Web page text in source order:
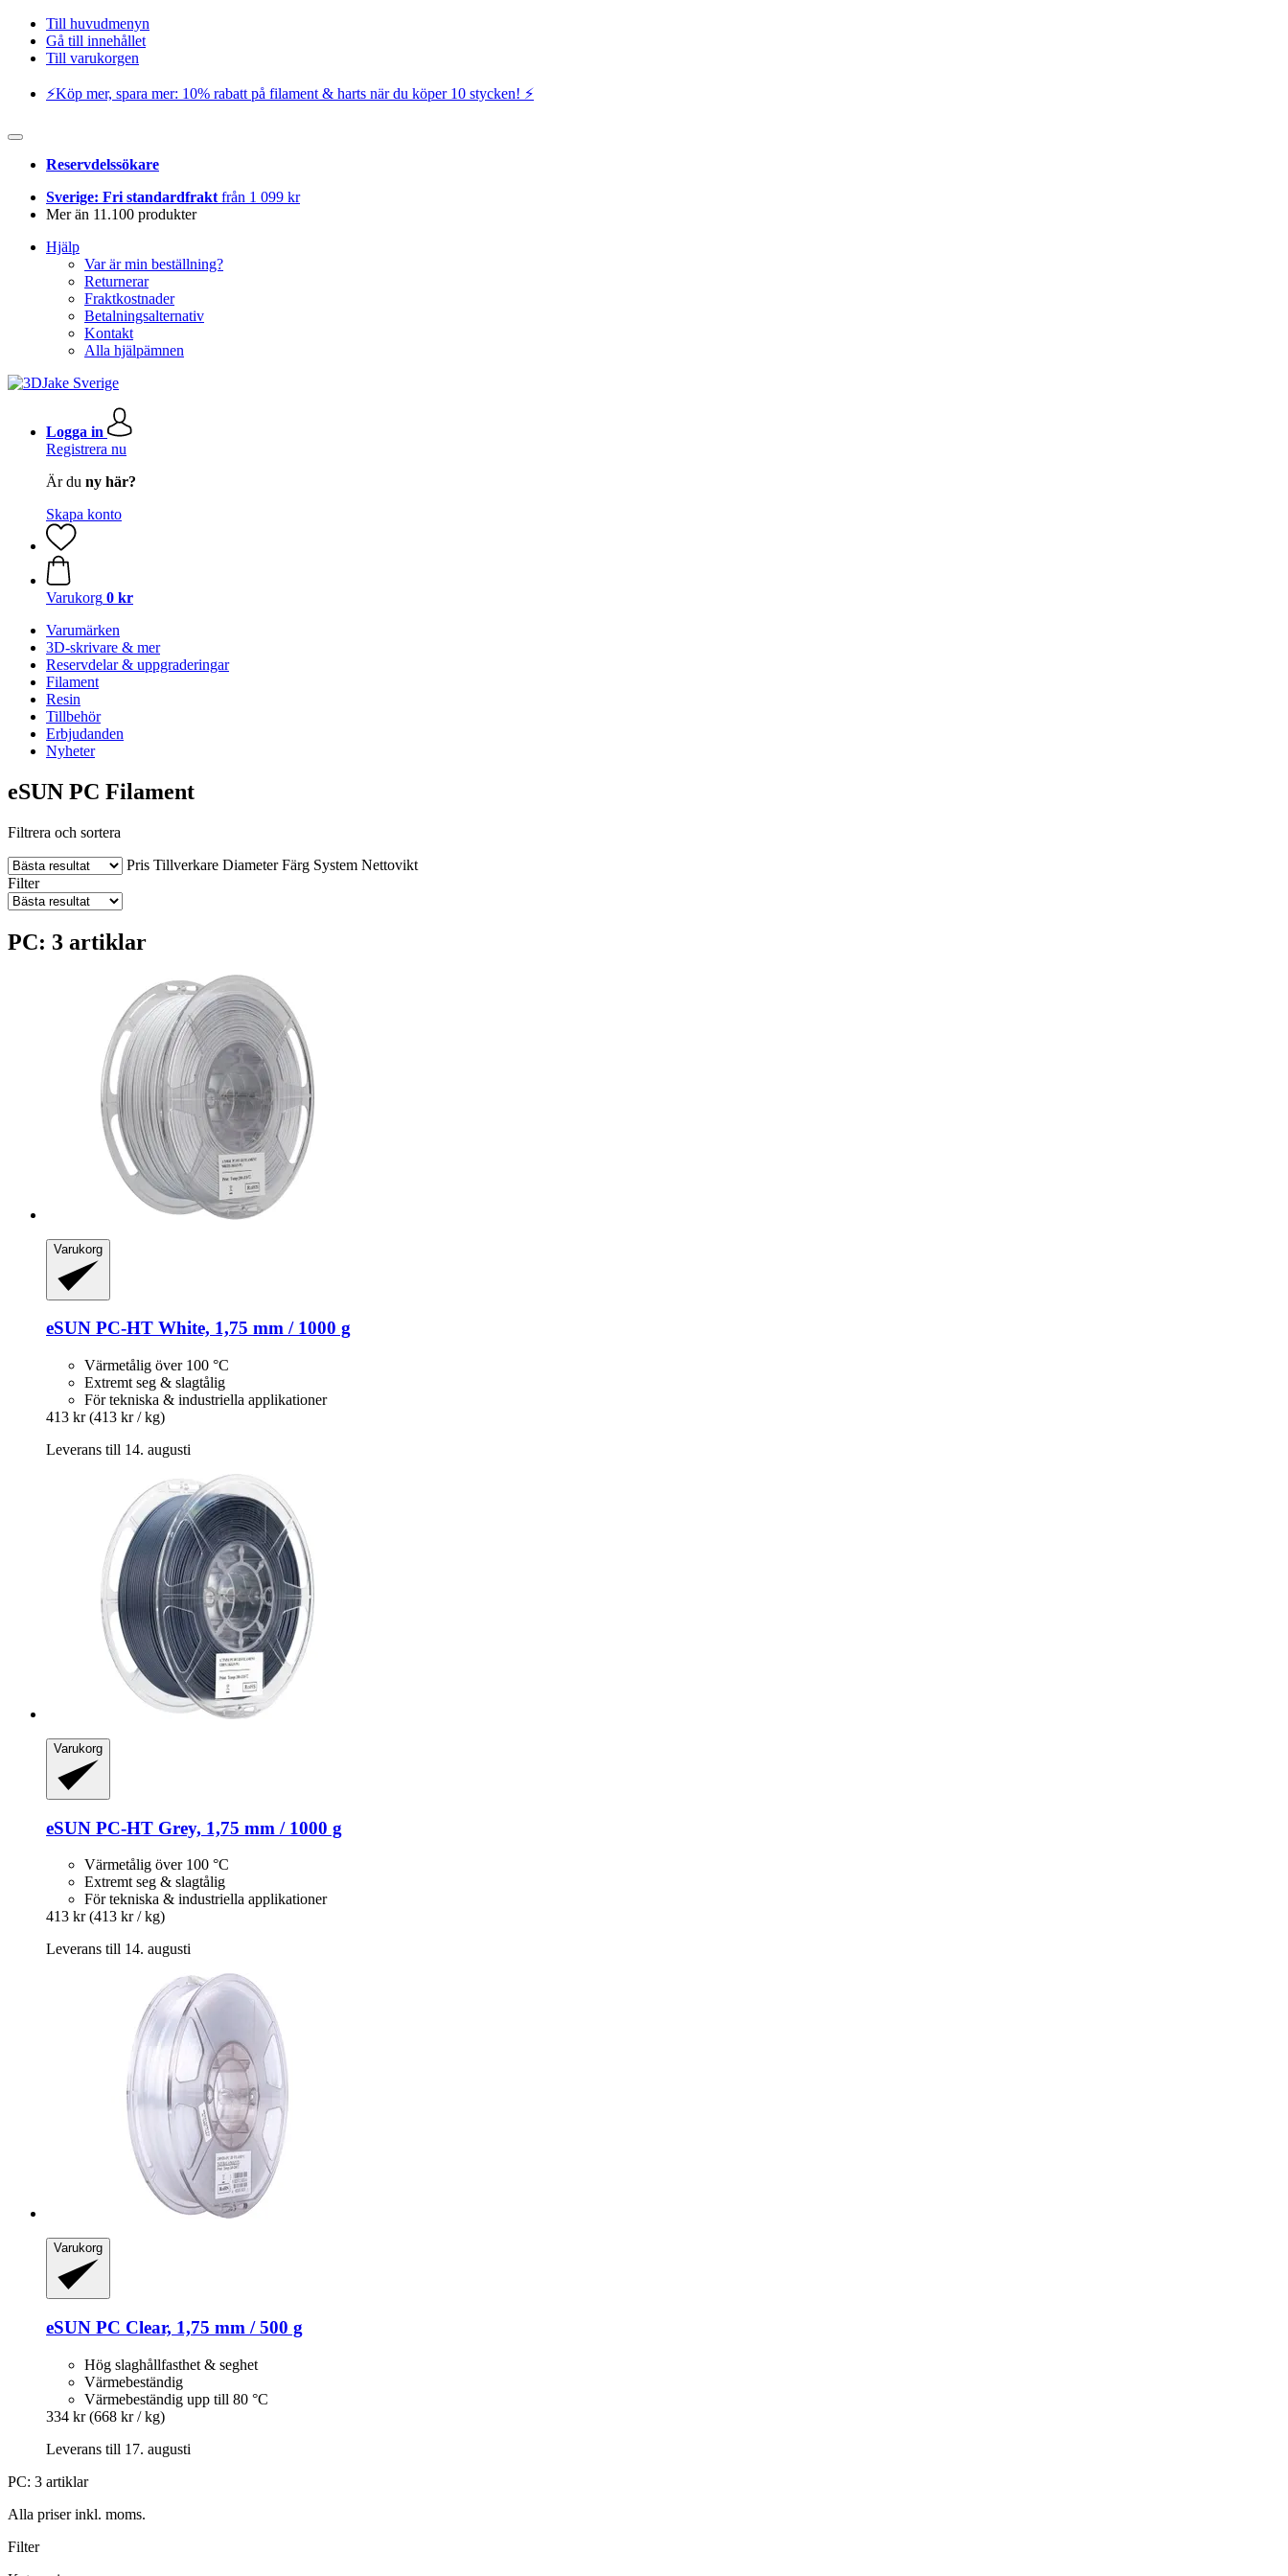
Till huvudmenyn
Gå till innehållet
Till varukorgen
⚡️Köp mer, spara mer: 10% rabatt på filament & harts när du köper 10 stycken! ⚡️
Reservdelssökare
Sverige: Fri standardfrakt från 1 099 kr
Mer än 11.100 produkter
Hjälp
Var är min beställning?
Returnerar
Fraktkostnader
Betalningsalternativ
Kontakt
Alla hjälpämnen
Logga in
Registrera nu
Är du ny här?
Skapa konto
Varukorg 0 kr
Varumärken
3D-skrivare & mer
Reservdelar & uppgraderingar
Filament
Resin
Tillbehör
Erbjudanden
Nyheter
eSUN PC Filament
Filtrera och sortera
Pris Tillverkare Diameter Färg System Nettovikt
Filter
PC: 3 artiklar
Varukorg
eSUN PC-​HT White, 1,75 mm / 1000 g
Värmetålig över 100 °C
Extremt seg & slagtålig
För tekniska & industriella applikationer
413 kr (413 kr / kg)
Leverans till 14. augusti
Varukorg
eSUN PC-​HT Grey, 1,75 mm / 1000 g
Värmetålig över 100 °C
Extremt seg & slagtålig
För tekniska & industriella applikationer
413 kr (413 kr / kg)
Leverans till 14. augusti
Varukorg
eSUN PC Clear, 1,75 mm / 500 g
Hög slaghållfasthet & seghet
Värmebeständig
Värmebeständig upp till 80 °C
334 kr (668 kr / kg)
Leverans till 17. augusti
PC: 3 artiklar
Alla priser inkl. moms.
Filter